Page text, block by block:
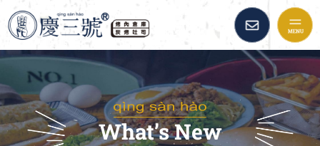
慶三號倉庫烤肉早午餐::
品牌故事
最新消息 What’s New